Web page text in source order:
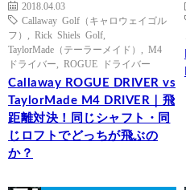
2018.04.03
Callaway Golf（キャロウェイゴル
フ）
Rick Shiels Golf
TaylorMade（テーラーメイド）
M4
ドライバー
ROGUE ドライバー
Callaway ROGUE DRIVER vs
TaylorMade M4 DRIVER｜飛
距離対決！同じシャフト・同
じロフトでどっちが飛ぶの
か？